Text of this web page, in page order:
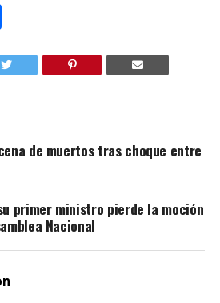
Compartir
de muertos tras choque entre
primer ministro pierde la moción
Nacional